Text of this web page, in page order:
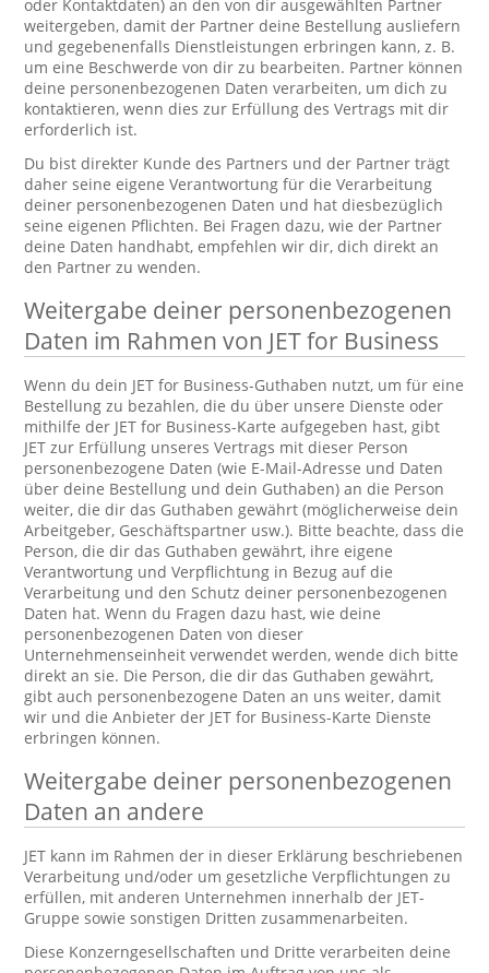
oder Kontaktdaten) an den von dir ausgewählten Partner
weitergeben, damit der Partner deine Bestellung ausliefern
und gegebenenfalls Dienstleistungen erbringen kann, z. B.
um eine Beschwerde von dir zu bearbeiten. Partner können
deine personenbezogenen Daten verarbeiten, um dich zu
kontaktieren, wenn dies zur Erfüllung des Vertrags mit dir
erforderlich ist.
Du bist direkter Kunde des Partners und der Partner trägt
daher seine eigene Verantwortung für die Verarbeitung
deiner personenbezogenen Daten und hat diesbezüglich
seine eigenen Pflichten. Bei Fragen dazu, wie der Partner
deine Daten handhabt, empfehlen wir dir, dich direkt an
den Partner zu wenden.
Weitergabe deiner personenbezogenen
Daten im Rahmen von JET for Business
Wenn du dein JET for Business-Guthaben nutzt, um für eine
Bestellung zu bezahlen, die du über unsere Dienste oder
mithilfe der JET for Business-Karte aufgegeben hast, gibt
JET zur Erfüllung unseres Vertrags mit dieser Person
personenbezogene Daten (wie E-Mail-Adresse und Daten
über deine Bestellung und dein Guthaben) an die Person
weiter, die dir das Guthaben gewährt (möglicherweise dein
Arbeitgeber, Geschäftspartner usw.). Bitte beachte, dass die
Person, die dir das Guthaben gewährt, ihre eigene
Verantwortung und Verpflichtung in Bezug auf die
Verarbeitung und den Schutz deiner personenbezogenen
Daten hat. Wenn du Fragen dazu hast, wie deine
personenbezogenen Daten von dieser
Unternehmenseinheit verwendet werden, wende dich bitte
direkt an sie. Die Person, die dir das Guthaben gewährt,
gibt auch personenbezogene Daten an uns weiter, damit
wir und die Anbieter der JET for Business-Karte Dienste
erbringen können.
Weitergabe deiner personenbezogenen
Daten an andere
JET kann im Rahmen der in dieser Erklärung beschriebenen
Verarbeitung und/oder um gesetzliche Verpflichtungen zu
erfüllen, mit anderen Unternehmen innerhalb der JET-
Gruppe sowie sonstigen Dritten zusammenarbeiten.
Diese Konzerngesellschaften und Dritte verarbeiten deine